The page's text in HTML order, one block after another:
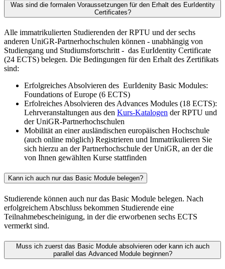
Was sind die formalen Voraussetzungen für den Erhalt des EurIdentity
Certificates?
Alle immatrikulierten Studierenden der RPTU und der sechs
anderen UniGR-Partnerhochschulen können - unabhängig von
Studiengang und Studiumsfortschritt - das EurIdentity Certificate
(24 ECTS) belegen. Die Bedingungen für den Erhalt des Zertifikats
sind:
Erfolgreiches Absolvieren des EurIdenity Basic Modules:
Foundations of Europe (6 ECTS)
Erfolreiches Absolvieren des Advances Modules (18 ECTS):
Lehrveranstaltungen aus den Kurs-Katalogen der RPTU und
der UniGR-Partnerhochschulen
Mobilität an einer ausländischen europäischen Hochschule
(auch online möglich) Registrieren und Immatrikulieren Sie
sich hierzu an der Partnerhochschule der UniGR, an der die
von Ihnen gewählten Kurse stattfinden
Kann ich auch nur das Basic Module belegen?
Studierende können auch nur das Basic Module belegen. Nach
erfolgreichem Abschluss bekommen Studierende eine
Teilnahmebescheinigung, in der die erworbenen sechs ECTS
vermerkt sind.
Muss ich zuerst das Basic Module absolvieren oder kann ich auch
parallel das Advanced Module beginnen?